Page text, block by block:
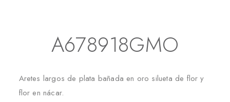
A678918GMO
Aretes largos de plata bañada en oro silueta de flor y
flor en nácar.